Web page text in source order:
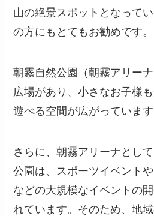
山の絶景スポットとなって
の方にもとてもお勧めです。
朝霧自然公園（朝霧アリー
広場があり、小さなお子様
遊べる空間が広がっています
さらに、朝霧アリーナとし
公園は、スポーツイベント
などの大規模なイベントの
れています。そのため、地